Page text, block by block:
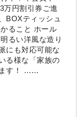
万円割引券ご進
BOXティッシュ
ること ホール
るい洋風な造り
にも対応可能な
る様な「家族の
ます！ ……